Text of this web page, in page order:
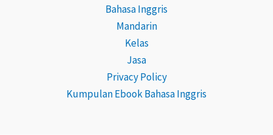
Bahasa Inggris
Mandarin
Kelas
Jasa
Privacy Policy
Kumpulan Ebook Bahasa Inggris